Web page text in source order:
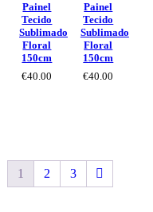
Painel
Tecido
Sublimado
Floral
150cm
€40.00
Painel
Tecido
Sublimado
Floral
150cm
€40.00
1 2 3